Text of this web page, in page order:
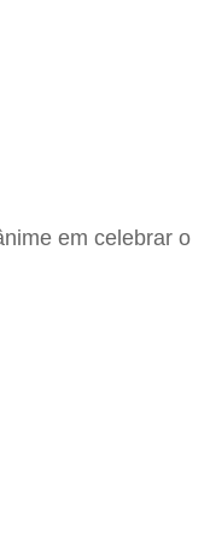
em celebrar o